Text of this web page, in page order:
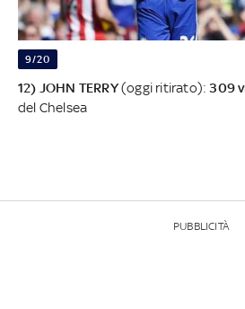
9/20
12) JOHN TERRY(oggi ritirato): 309
del Chelsea
PUBBLICITÀ